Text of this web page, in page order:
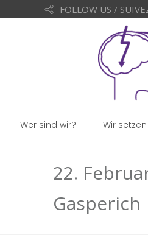
FOLLOW US /
Wer sind wir? Wir
22.
Gasperich